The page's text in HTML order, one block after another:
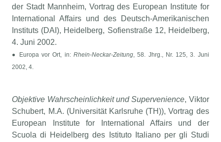
der Stadt Mannheim, Vortrag des European Institute for
International Affairs und des Deutsch-Amerikanischen
Instituts (DAI), Heidelberg, Sofienstraße 12, Heidelberg,
4. Juni 2002.
● Europa vor Ort, in: Rhein-Neckar-Zeitung, 58. Jhrg., Nr. 125, 3. Juni
2002, 4.
Objektive Wahrscheinlichkeit und Supervenience, Viktor
Schubert, M.A. (Universität Karlsruhe (TH)), Vortrag des
European Institute for International Affairs und der
Scuola di Heidelberg des Istituto Italiano per gli Studi